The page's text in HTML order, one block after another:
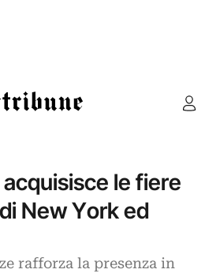
le fiere
New York ed
rafforza la presenza in